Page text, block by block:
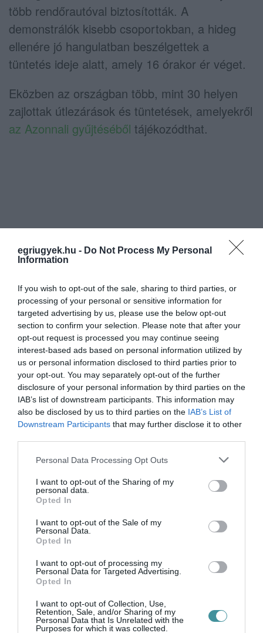
egriugyek.hu - Do Not Process My Personal
Information
If you wish to opt-out of the sale, sharing to third parties, or
processing of your personal or sensitive information for
targeted advertising by us, please use the below opt-out
section to confirm your selection. Please note that after your
opt-out request is processed you may continue seeing
interest-based ads based on personal information utilized by
us or personal information disclosed to third parties prior to
your opt-out. You may separately opt-out of the further
disclosure of your personal information by third parties on the
IAB’s list of downstream participants. This information may
also be disclosed by us to third parties on the IAB’s List of
Downstream Participants that may further disclose it to other
Please note that this website/app uses one or more Google
not limited to your visit or usage behaviour. You may click to
grant or deny consent to Google and its third-party tags to
use your data for below specified purposes in below Google
consent section.
Personal Data Processing Opt Outs
I want to opt-out of the Sharing of my
personal data.
Opted In
I want to opt-out of the Sale of my
Personal Data.
Opted In
I want to opt-out of processing my
Personal Data for Targeted Advertising.
Opted In
I want to opt-out of Collection, Use,
Retention, Sale, and/or Sharing of my
Personal Data that Is Unrelated with the
Purposes for which it was collected.
több rendőrautóval biztosították. A
demonstrálók kisebb csoportokban, a hideg
ellenére jó hangulatban beszélgettek a
tüntetés ideje alatt, amely 16 órakor ér véget.
Eközben az országban több, mint 30 helyen
zajlottak útlezárások és tüntetések, amelyekről
az Azonnali gyűjtéséből tájékozódthat.
Ne maradjon le a legfrissebb hírekről, kövessen
bennünket az EGRI ÜGYEK Google Hírek oldalán!
VISSZA A FŐOLDALRA
Legfrissebb híreink
A MESTERSÉGES INTELLIGENCIA
2026. augusztus 10 Eger ügye
HÉTFŐ ESTÉTŐL ÚJABB TURBINA TERMEL
ÁRAMOT PAKSON